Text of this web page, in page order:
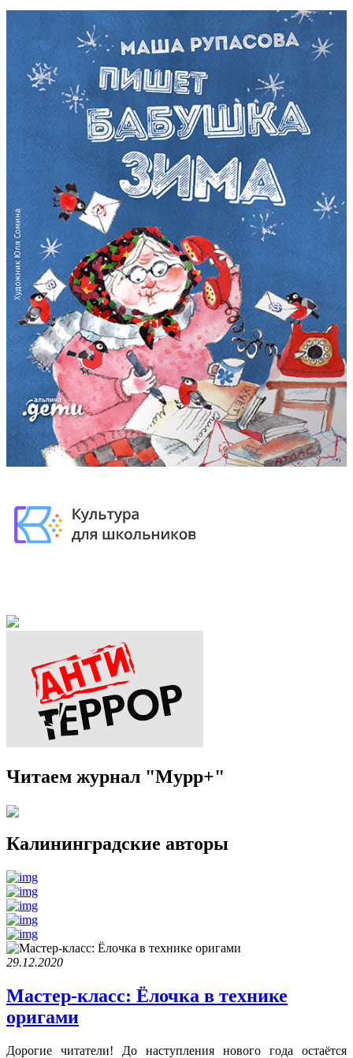
Читаем журнал "Мурр+"
Калининградские авторы
29.12.2020
Мастер-класс: Ёлочка в технике
оригами
Дорогие читатели! До наступления нового года остаётся